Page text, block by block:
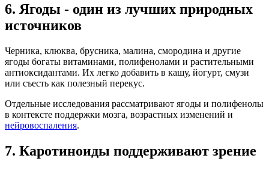
6. Ягоды - один из лучших природных
источников
Черника, клюква, брусника, малина, смородина и другие
ягоды богаты витаминами, полифенолами и растительными
антиоксидантами. Их легко добавить в кашу, йогурт, смузи
или съесть как полезный перекус.
Отдельные исследования рассматривают ягоды и полифенолы
в контексте поддержки мозга, возрастных изменений и
нейровоспаления.
7. Каротиноиды поддерживают зрение